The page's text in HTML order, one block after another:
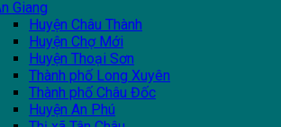
Giang
Huyện Châu Thành
Huyện Chợ Mới
Huyện Thoại Sơn
Thành phố Long Xuyên
Thành phố Châu Đốc
Huyện An Phú